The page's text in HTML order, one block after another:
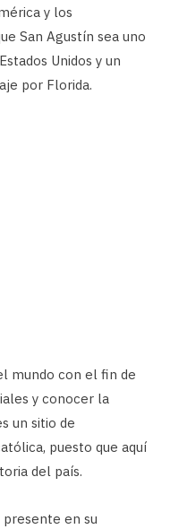
y los
San Agustín sea uno
Unidos y un
por Florida.
mundo con el fin de
y conocer la
un sitio de
puesto que aquí
del país.
presente en su